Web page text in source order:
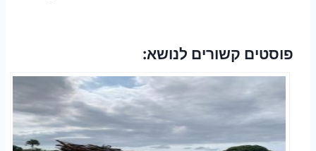
פוסטים קשורים לנושא: